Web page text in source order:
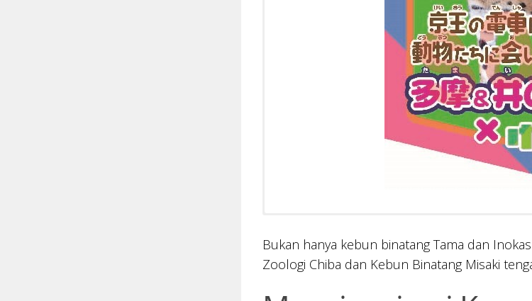
Bukan hanya kebun binatang Tama dan
Zoologi Chiba dan Kebun Binatang Misaki